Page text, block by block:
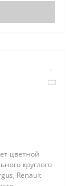
цветной
круглого
Renault